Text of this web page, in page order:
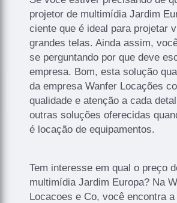
projetor de multimídia Jardim
ciente que é ideal para projetar
grandes telas. Ainda assim,
se perguntando por que deve
empresa. Bom, esta solução
da empresa Wanfer Locações
qualidade e atenção a cada
outras soluções oferecidas
é locação de equipamentos.
Tem interesse em qual o preço
multimídia Jardim Europa? Na
Locacoes e Co, você encontra